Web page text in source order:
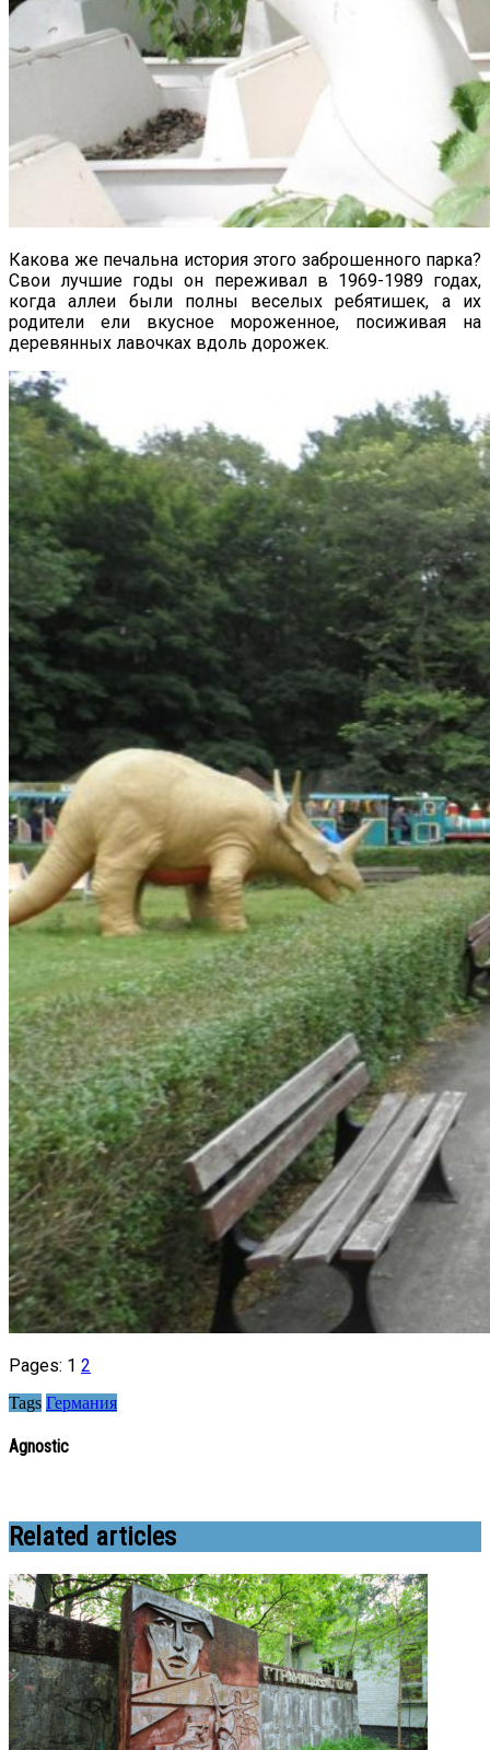
Какова же печальна история этого заброшенного парка?
Свои лучшие годы он переживал в 1969-1989 годах,
когда аллеи были полны веселых ребятишек, а их
родители ели вкусное мороженное, посиживая на
деревянных лавочках вдоль дорожек.
Pages: 1 2
Tags Германия
Agnostic
Related articles